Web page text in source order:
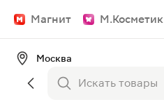
Магнит М.Косметик
Москва